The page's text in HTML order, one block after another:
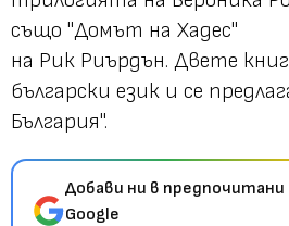
също "Домът на Хадес"
на Рик Риърдън. Двете
български език и се
България".
Добави ни в
Google